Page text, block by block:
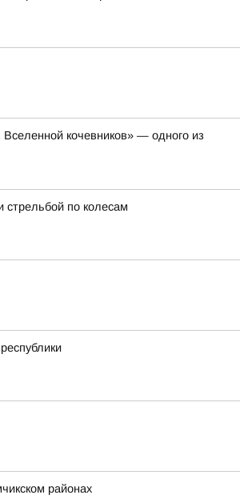
кочевников» — одного из
стрельбой по колесам
районах